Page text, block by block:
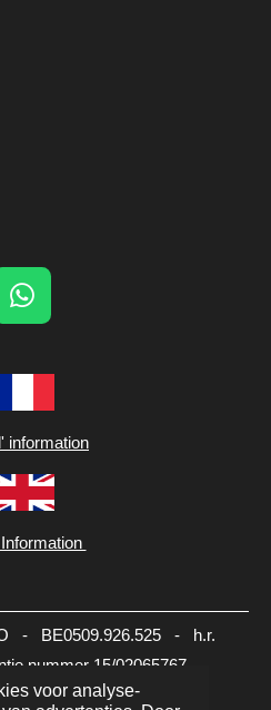
voor analyse-
W
s
A
p
p
information
- BE0509.926.525 - h.r.
nummer 15/02065767